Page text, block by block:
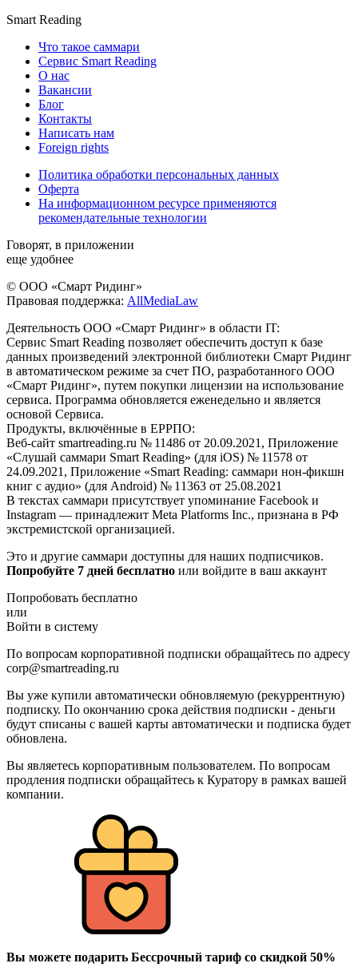
Smart Reading
Что такое саммари
Сервис Smart Reading
О нас
Вакансии
Блог
Контакты
Написать нам
Foreign rights
Политика обработки персональных данных
Оферта
На информационном ресурсе применяются
рекомендательные технологии
Говорят, в приложении
еще удобнее
© ООО «Смарт Ридинг»
Правовая поддержка: AllMediaLaw
Деятельность ООО «Смарт Ридинг» в области IT:
Сервис Smart Reading позволяет обеспечить доступ к базе
данных произведений электронной библиотеки Смарт Ридинг
в автоматическом режиме за счет ПО, разработанного ООО
«Смарт Ридинг», путем покупки лицензии на использование
сервиса. Программа обновляется еженедельно и является
основой Сервиса.
Продукты, включённые в ЕРРПО:
Веб-сайт smartreading.ru № 11486 от 20.09.2021, Приложение
«Слушай саммари Smart Reading» (для iOS) № 11578 от
24.09.2021, Приложение «Smart Reading: саммари нон-фикшн
книг с аудио» (для Android) № 11363 от 25.08.2021
В текстах саммари присутствует упоминание Facebook и
Instagram — принадлежит Meta Platforms Inc., признана в РФ
экстремистской организацией.
Это и другие саммари доступны для наших подписчиков.
Попробуйте 7 дней бесплатно или войдите в ваш аккаунт
Попробовать бесплатно
или
Войти в систему
По вопросам корпоративной подписки обращайтесь по адресу
corp@smartreading.ru
Вы уже купили автоматически обновляемую (рекуррентную)
подписку. По окончанию срока действия подписки - деньги
будут списаны с вашей карты автоматически и подписка будет
обновлена.
Вы являетесь корпоративным пользователем. По вопросам
продления подписки обращайтесь к Куратору в рамках вашей
компании.
Вы можете подарить Бессрочный тариф со скидкой 50%